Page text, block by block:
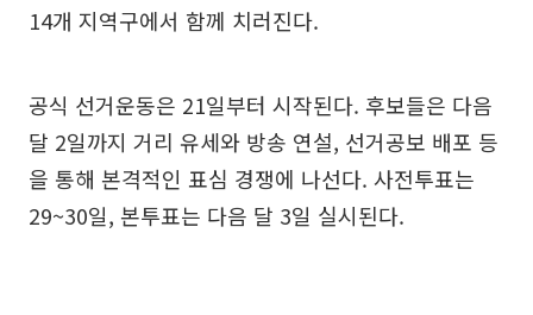
14개 지역구에서 함께 치러진다.
공식 선거운동은 21일부터 시작된다. 후보들은 다음
달 2일까지 거리 유세와 방송 연설, 선거공보 배포 등
을 통해 본격적인 표심 경쟁에 나선다. 사전투표는
29~30일, 본투표는 다음 달 3일 실시된다.